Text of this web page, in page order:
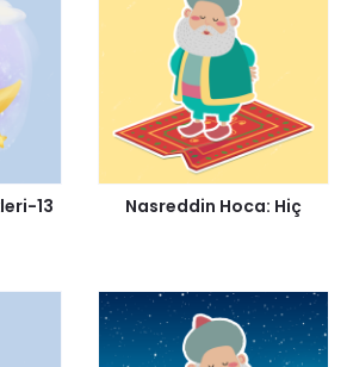
13 Nasreddin Hoca: Hiç